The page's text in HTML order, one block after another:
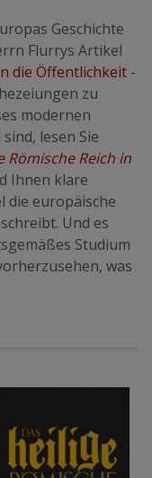
Geschichte
Flurrys Artikel
die Öffentlichkeit -
zu
modernen
lesen Sie
Römische Reich in
Ihnen klare
die europäische
Und es
Studium
was